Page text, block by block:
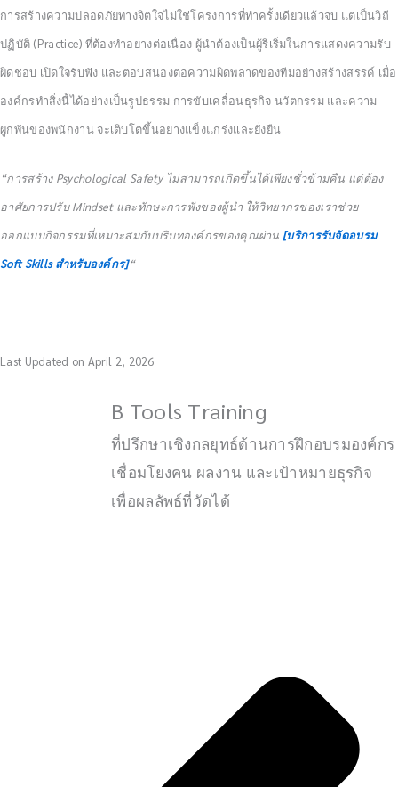
การสร้างความปลอดภัยทางจิตใจไม่ใช่โครงการที่ทำครั้งเดียวแล้วจบ แต่เป็นวิถี
ปฏิบัติ (Practice) ที่ต้องทำอย่างต่อเนื่อง ผู้นำต้องเป็นผู้ริเริ่มในการแสดงความรับ
ผิดชอบ เปิดใจรับฟัง และตอบสนองต่อความผิดพลาดของทีมอย่างสร้างสรรค์ เมื่อ
องค์กรทำสิ่งนี้ได้อย่างเป็นรูปธรรม การขับเคลื่อนธุรกิจ นวัตกรรม และความ
ผูกพันของพนักงาน จะเติบโตขึ้นอย่างแข็งแกร่งและยั่งยืน
“การสร้าง Psychological Safety ไม่สามารถเกิดขึ้นได้เพียงชั่วข้ามคืน แต่ต้อง
อาศัยการปรับ Mindset และทักษะการฟังของผู้นำ ให้วิทยากรของเราช่วย
ออกแบบกิจกรรมที่เหมาะสมกับบริบทองค์กรของคุณผ่าน [บริการรับจัดอบรม
Soft Skills สำหรับองค์กร]“
Last Updated on April 2, 2026
B Tools Training
ที่ปรึกษาเชิงกลยุทธ์ด้านการฝึกอบรมองค์กร
เชื่อมโยงคน ผลงาน และเป้าหมายธุรกิจ
เพื่อผลลัพธ์ที่วัดได้